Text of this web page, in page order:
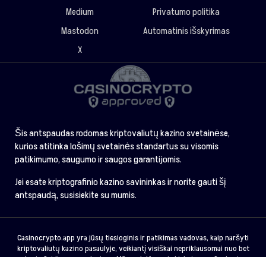
Medium
Mastodon
X
Privatumo politika
Automatinis išskyrimas
Šis antspaudas rodomas kriptovaliutų kazino svetainėse,
kurios atitinka lošimų svetainės standartus su visomis
patikimumo, saugumo ir saugos garantijomis.
Jei esate kriptografinio kazino savininkas ir norite gauti šį
antspaudą, susisiekite su mumis.
Casinocrypto.app yra jūsų tiesioginis ir patikimas vadovas, kaip naršyti
kriptovaliutų kazino pasaulyje, veikiantį visiškai nepriklausomai nuo bet